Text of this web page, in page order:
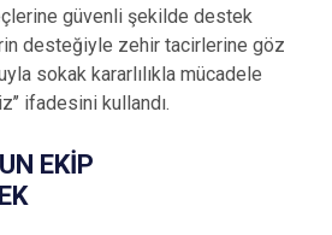
güvenli şekilde destek
desteğiyle zehir tacirlerine göz
sokak kararlılıkla mücadele
ifadesini kullandı.
EKİP